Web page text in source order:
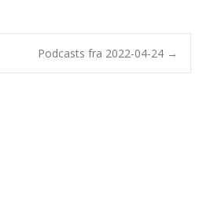
lyden.
Podcasts fra 2022-04-24 →